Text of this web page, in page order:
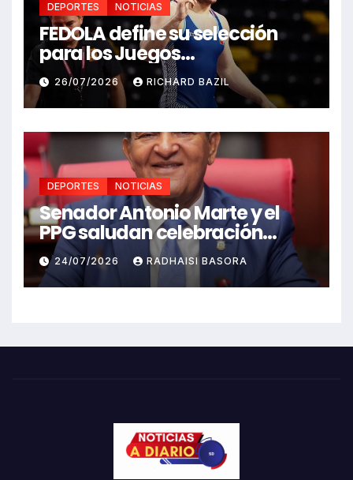
DEPORTES NOTICIAS
FEDOLA define su selección
para los Juegos
Centroamericanos y del
Caribe Santo Domingo 2026
26/07/2026 RICHARD BAZIL
DEPORTES NOTICIAS
Senador Antonio Marte y el
PPG saludan celebración
Juegos Centroamericanos
24/07/2026 RADHAISI BASORA